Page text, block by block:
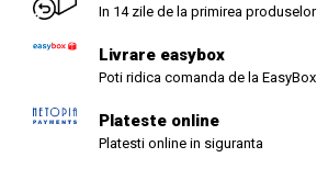
In 14 zile de la primirea produselor
Livrare easybox
Poti ridica comanda de la EasyBox
Plateste online
Platesti online in siguranta